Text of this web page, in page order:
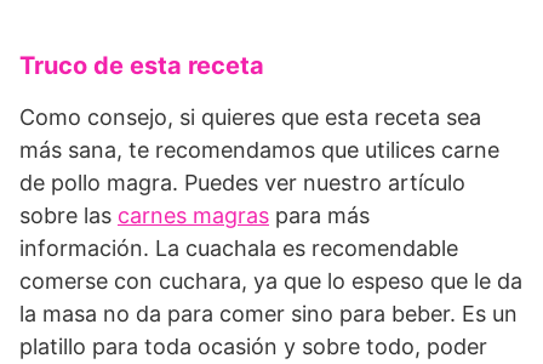
Truco de esta receta
Como consejo, si quieres que esta receta sea
más sana, te recomendamos que utilices carne
de pollo magra. Puedes ver nuestro artículo
sobre las carnes magras para más
información. La cuachala es recomendable
comerse con cuchara, ya que lo espeso que le da
la masa no da para comer sino para beber. Es un
platillo para toda ocasión y sobre todo, poder